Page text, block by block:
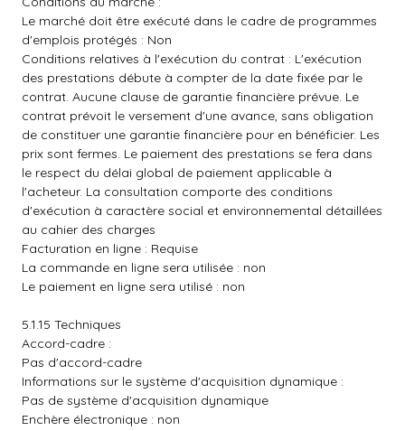
Le marché doit être exécuté dans le cadre de programmes
d'emplois protégés : Non
Conditions relatives à l'exécution du contrat : L'exécution
des prestations débute à compter de la date fixée par le
contrat. Aucune clause de garantie financière prévue. Le
contrat prévoit le versement d'une avance, sans obligation
de constituer une garantie financière pour en bénéficier. Les
prix sont fermes. Le paiement des prestations se fera dans
le respect du délai global de paiement applicable à
l'acheteur. La consultation comporte des conditions
d'exécution à caractère social et environnemental détaillées
au cahier des charges
Facturation en ligne : Requise
La commande en ligne sera utilisée : non
Le paiement en ligne sera utilisé : non
5.1.15 Techniques
Accord-cadre :
Pas d'accord-cadre
Informations sur le système d'acquisition dynamique :
Pas de système d'acquisition dynamique
Enchère électronique : non